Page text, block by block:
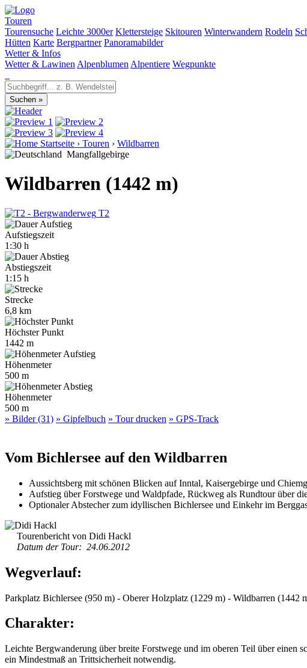
Touren
Tourensuche Leichte 3000er Klettersteige Skitouren Winterwandern Rodeln
Hütten Karte Bergpartner Panoramabilder
Wetter & Infos
Wetter & Lawinen Alpenblumen Alpentiere Wegpunkte
Startseite › Touren › Wildbarren
Mangfallgebirge
Wildbarren (1442 m)
T2
Aufstiegszeit
1:30 h
Abstiegszeit
1:15 h
Strecke
6,8 km
Höchster Punkt
1442 m
Höhenmeter
500 m
Höhenmeter
500 m
» Bilder (31) » Gipfelbuch » Tour drucken » GPS-Track
Vom Bichlersee auf den Wildbarren
Aussichtsberg mit schönen Blicken auf Inntal, Kaisergebirge und
Aufstieg über Forstwege und Waldpfade, Rückweg als Rundtour über
Optionaler Abstecher zum idyllischen Bichlersee und Einkehr im
Tourenbericht von Didi Hackl
Datum der Tour: 24.06.2012
Wegverlauf:
Parkplatz Bichlersee (950 m) - Oberer Holzplatz (1229 m) - Wildbarren (1442
Charakter:
Leichte Bergwanderung über breite Forstwege und im oberen Teil über einen
ein Mindestmaß an Trittsicherheit notwendig.